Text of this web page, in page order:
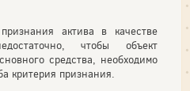
актива в качестве
чтобы объект
средства, необходимо
критерия признания.